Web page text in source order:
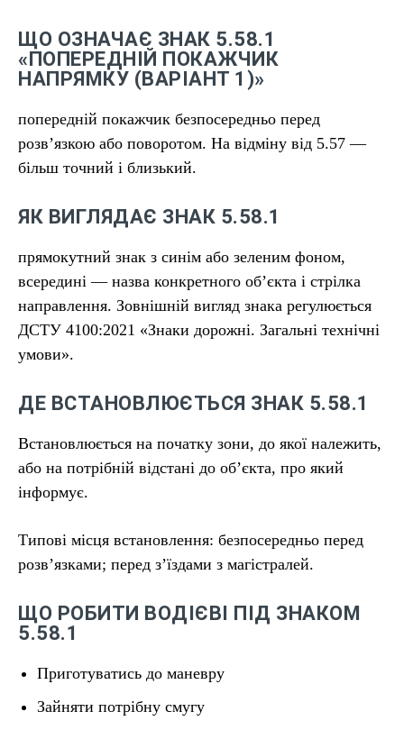
ЩО ОЗНАЧАЄ ЗНАК 5.58.1
«ПОПЕРЕДНІЙ ПОКАЖЧИК
НАПРЯМКУ (ВАРІАНТ 1)»
попередній покажчик безпосередньо перед
розв’язкою або поворотом. На відміну від 5.57 —
більш точний і близький.
ЯК ВИГЛЯДАЄ ЗНАК 5.58.1
прямокутний знак з синім або зеленим фоном,
всередині — назва конкретного об’єкта і стрілка
направлення. Зовнішній вигляд знака регулюється
ДСТУ 4100:2021 «Знаки дорожні. Загальні технічні
умови».
ДЕ ВСТАНОВЛЮЄТЬСЯ ЗНАК 5.58.1
Встановлюється на початку зони, до якої належить,
або на потрібній відстані до об’єкта, про який
інформує.
Типові місця встановлення: безпосередньо перед
розв’язками; перед з’їздами з магістралей.
ЩО РОБИТИ ВОДІЄВІ ПІД ЗНАКОМ
5.58.1
Приготуватись до маневру
Зайняти потрібну смугу